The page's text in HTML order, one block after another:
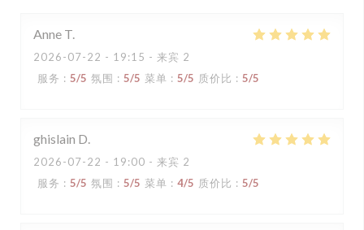
Anne T
2026-07-22 - 19:15 - 来宾 2
服务 : 5/5 氛围 : 5/5 菜单 : 5/5 质价比 : 5/5
ghislain D
2026-07-22 - 19:00 - 来宾 2
服务 : 5/5 氛围 : 5/5 菜单 : 4/5 质价比 : 5/5